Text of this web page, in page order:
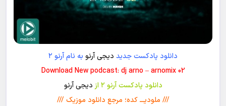
دانلود پادکست جدید دیجی آرنو به نام آرنو ۲
Download New podcast: dj arno – arnomix 02
دانلود پادکست آرنو ۲ از
دیجی آرنو
/// ملودیـــ کده؛ مرجع دانلود موزیک ///